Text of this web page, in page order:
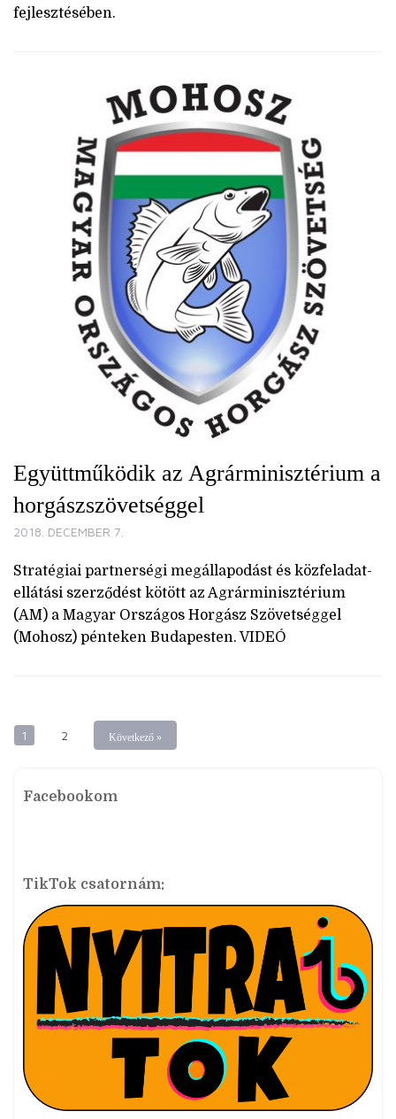
fejlesztésében.
Együttműködik az Agrárminisztérium a
horgászszövetséggel
2018. DECEMBER 7.
Stratégiai partnerségi megállapodást és közfeladat-
ellátási szerződést kötött az Agrárminisztérium
(AM) a Magyar Országos Horgász Szövetséggel
(Mohosz) pénteken Budapesten. VIDEÓ
1 2 Következő »
Facebookom
TikTok csatornám: